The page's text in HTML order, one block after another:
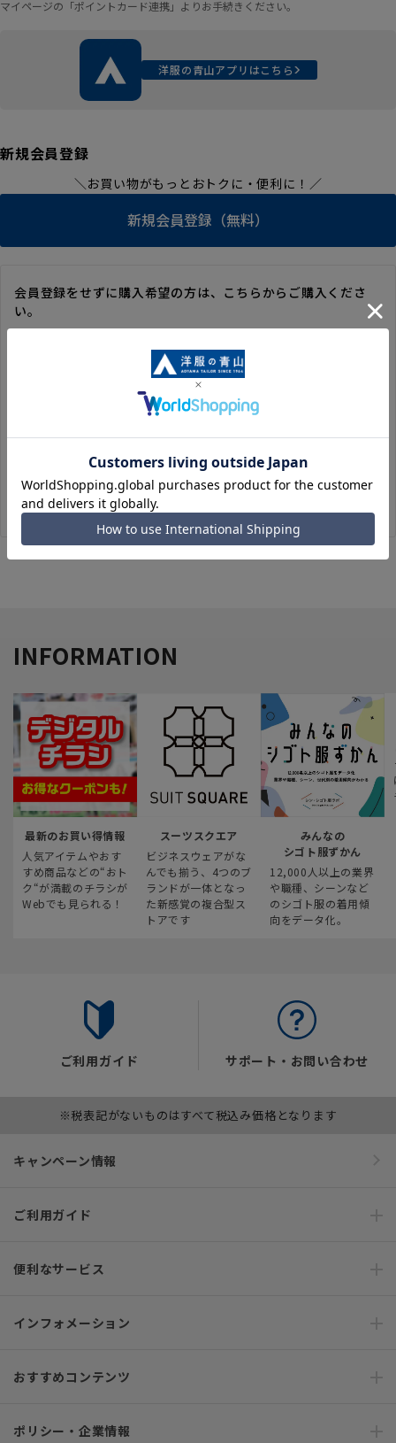
マイページの「ポイントカード連携」よりお手続きください。
洋服の青山アプリはこちら
新規会員登録
＼お買い物がもっとおトクに・便利に！／
新規会員登録（無料）
会員登録をせずに購入希望の方は、こちらからご購入くださ
い。
毎回のご注文時に入力いただく必要があります。
※洋服の青山オンラインストアのポイントは付与されません。
また、ゲスト購入後の会員情報統合・ポイントの付与は、対応
※購入履歴の確認、領収書の発行、キャンセル手続きはご利用
いただけません。
INFORMATION
最新のお買い得情報
人気アイテムやおす
すめ商品などの“おト
ク“が満載のチラシが
Webでも見られる！
スーツスクエア
ビジネスウェアがな
んでも揃う、4つのブ
ランドが一体となっ
た新感覚の複合型ス
トアです
みんなの
シゴト服ずかん
12,000人以上の業界
や職種、シーンなど
のシゴト服の着用傾
向をデータ化。
ご利用ガイド サポート・お問い合わせ
※税表記がないものはすべて税込み価格となります
キャンペーン情報
ご利用ガイド
便利なサービス
インフォメーション
おすすめコンテンツ
ポリシー・企業情報